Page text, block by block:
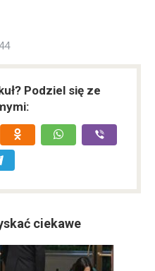
Podziel się ze
ciekawe